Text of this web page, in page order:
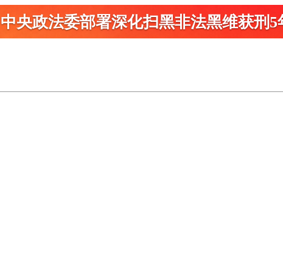
中央政法委部署深化扫黑非法黑维获刑5